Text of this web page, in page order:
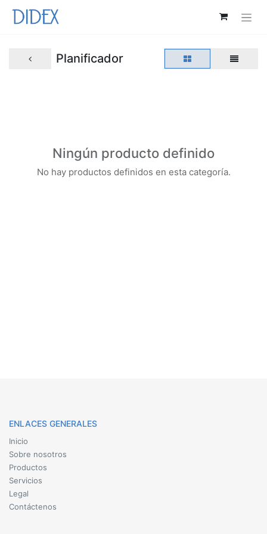
Planificador
Ningún producto definido
No hay productos definidos en esta categoría.
ENLACES GENERALES
Inicio
Sobre nosotros
Productos
Servicios
Legal
Contáctenos